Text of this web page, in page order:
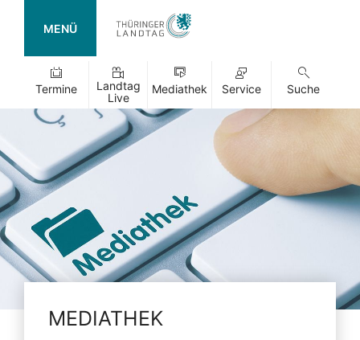
MENÜ
Termine
Landtag
Live
Mediathek Service Suche
MEDIATHEK